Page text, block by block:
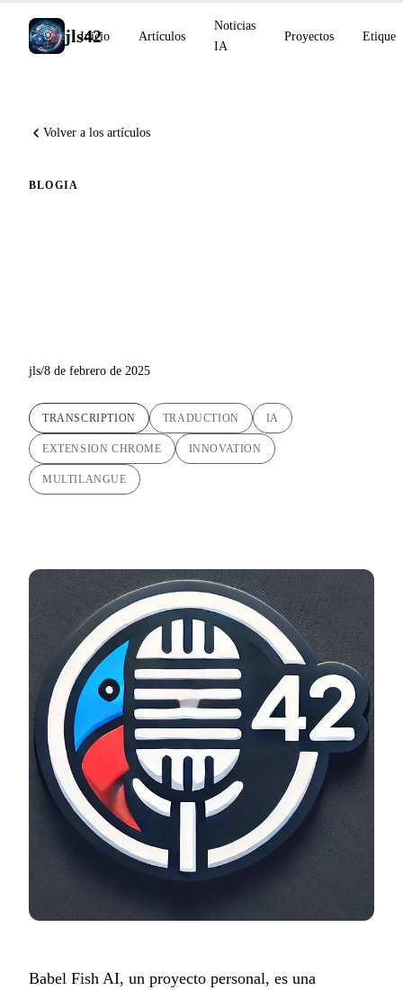
jls42
Inicio Artículos
Noticias
IA
Proyectos
Volver a los artículos
BLOGIA
jls/8 de febrero de 2025
TRANSCRIPTION TRADUCTION IA
EXTENSION CHROME INNOVATION
MULTILANGUE
Babel Fish AI, un proyecto personal, es una